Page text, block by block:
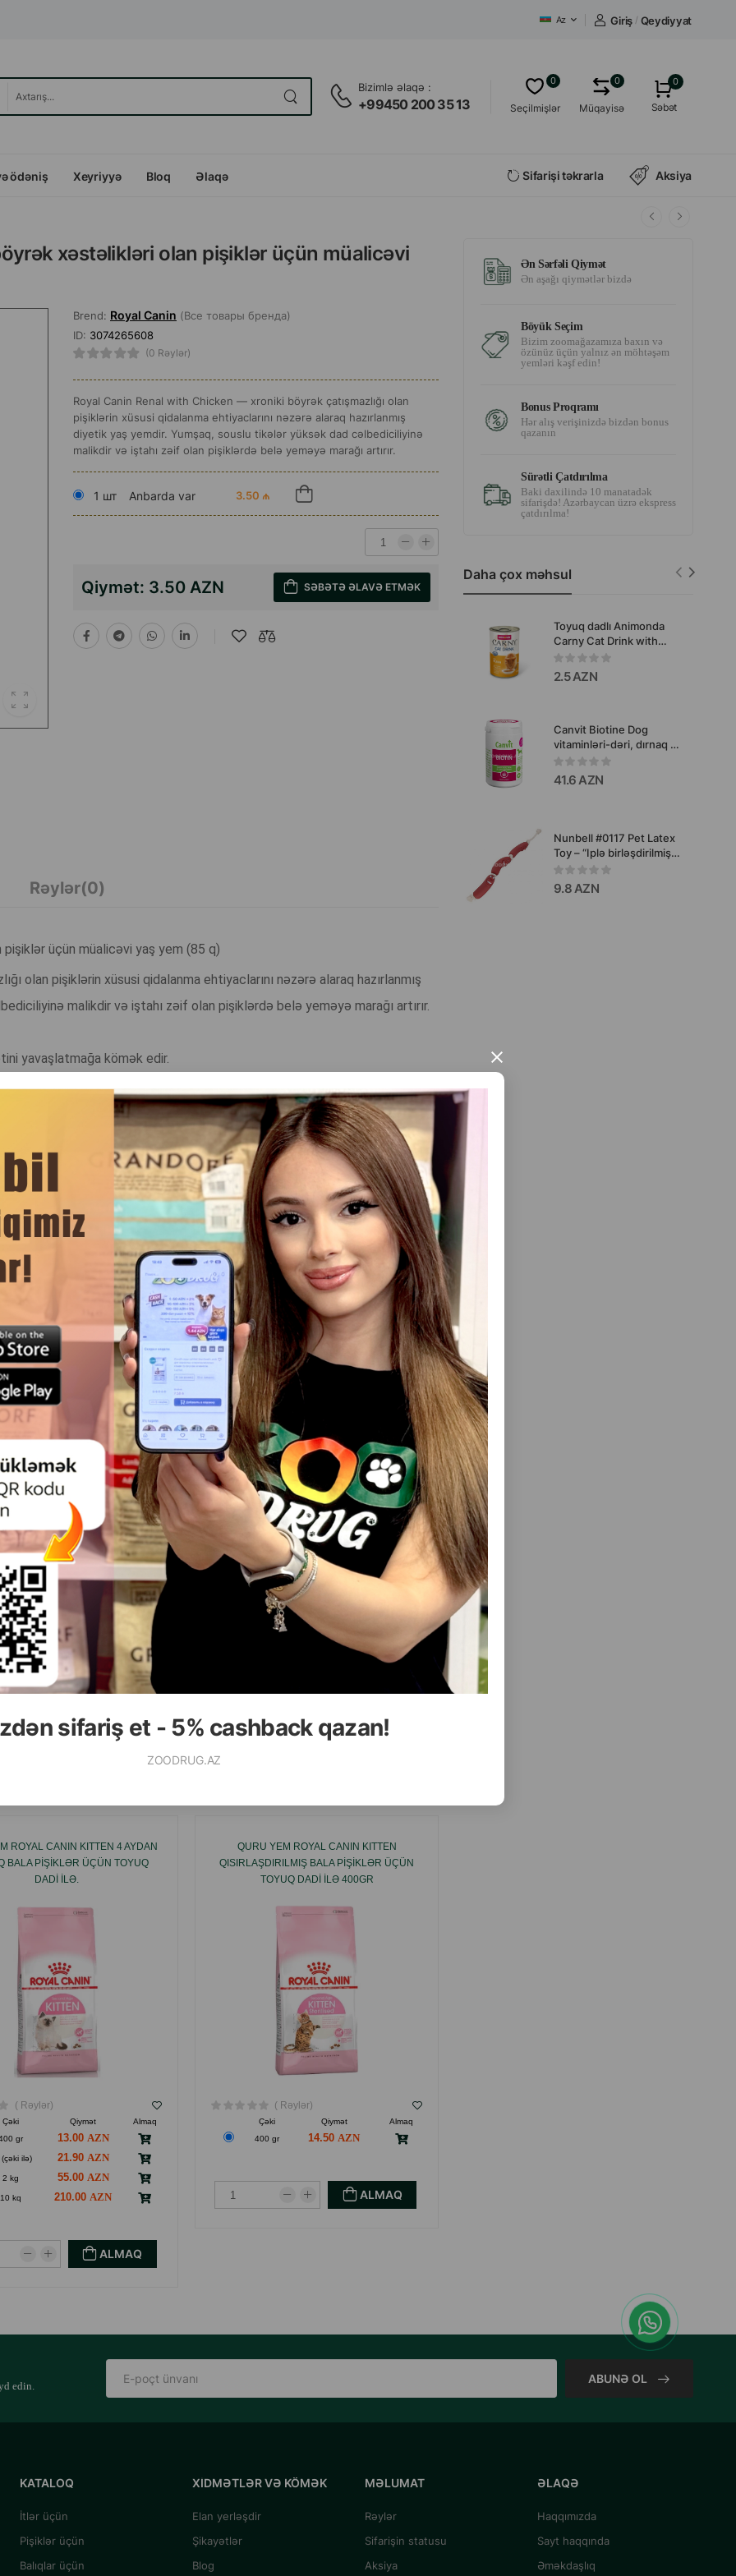
sifariş et - 5% cashback qazan!
ZOODRUG.AZ
×
Az Giriş / Qeydiyyat
Bizimlə əlaqə :
+99450 200 35 13 Seçilmişlər
0
Müqayisə
0 0
Səbət
ödəniş Xeyriyyə Bloq Əlaqə Sifarişi təkrarla Aksiya
xəstəlikləri olan pişiklər üçün müalicəvi
Brend: Royal Canin (Все товары бренда)
ID: 3074265608
(0 Rəylər)
Royal Canin Renal with Chicken — xroniki böyrək çatışmazlığı olan
pişiklərin xüsusi qidalanma ehtiyaclarını nəzərə alaraq hazırlanmış
diyetik yaş yemdir. Yumşaq, souslu tikələr yüksək dad cəlbediciliyinə
malikdir və iştahı zəif olan pişiklərdə belə yeməyə marağı artırır.
1 шт Anbarda var 3.50 ₼
Qiymət: 3.50 AZN SƏBƏTƏ ƏLAVƏ ETMƏK
Rəylər(0)
üçün müalicəvi yaş yem (85 q)
olan pişiklərin xüsusi qidalanma ehtiyaclarını nəzərə alaraq hazırlanmış
malikdir və iştahı zəif olan pişiklərdə belə yeməyə marağı artırır.
yavaşlatmağa kömək edir.
pişiyin ümumi həyat keyfiyyətini yaxşılaşdırır.
qida tərkibi pişiyin ümumi vəziyyətini yaxşılaşdırır.
kimi tövsiyə oluna bilər.
rahatdır.
DAHA ÇOX OXU
Hamısını Gör
DAŞLARI ÜÇÜN ROYAL
CAT URINARY S/O IN GRAVY
YEM, PIŞIKLƏRIN 85 QR.
( Rəylər)
Çəki Qiymət
Almaq
ədəd
3.50
ROYAL CANIN RENAL WITH BEEF —
BÖYRƏK XƏSTƏLIKLƏRI OLAN PIŞIKLƏR
ÜÇÜN MÜALICƏVI YAŞ YEM (85 Q)
( Rəylər)
Qiymət
STRUVIT DAŞLARI OLAN PIŞIKLƏR ÜÇÜN
ROYAL CANIN KITTEN 4 AYDAN
BALA PIŞIKLƏR ÜÇÜN TOYUQ
DADI ILƏ.
( Rəylər)
Çəki Qiymət
Almaq
gr
13.00
ilə) 21.90
2 kg 55.00
10 kq 210.00
ALMAQ
QURU YEM ROYAL CANIN KITTEN
QISIRLAŞDIRILMIŞ BALA PIŞIKLƏR ÜÇÜN
TOYUQ DADI ILƏ 400GR
( Rəylər)
Çəki Qiymət
Almaq
400 gr
14.50
ALMAQ
Ən Sərfəli Qiymət
Ən aşağı qiymətlər bizdə
Böyük Seçim
Bizim zoomağazamıza baxın və
özünüz üçün yalnız ən möhtəşəm
yemləri kəşf edin!
Bonus Proqramı
Hər alış verişinizdə bizdən bonus
qazanın
Sürətli Çatdırılma
Baki daxilində 10 manatadək
sifarişdə! Azərbaycan üzrə ekspress
çatdırılma!
Daha çox məhsul
Toyuq dadlı Animonda
Carny Cat Drink with
Chicken pişik içki-supu,
140 ml — #83591
2.5 AZN
Canvit Biotine Dog
vitaminləri-dəri, dırnaq və
xəz parlaqlığının
yaxşılaşdırılması üçün,
230 qr.
41.6 AZN
Nunbell #0117 Pet Latex
Toy – “Iplə birləşdirilmiş
sosiskalar” formalı it
oyuncağı
9.8 AZN
edin.
ABUNƏ OL
KATALOQ
İtlər üçün
Pişiklər üçün
Balıqlar üçün
XIDMƏTLƏR VƏ KÖMƏK
Elan yerləşdir
Şikayətlər
Blog
MƏLUMAT
Rəylər
Sifarişin statusu
Aksiya
ƏLAQƏ
Haqqımızda
Sayt haqqında
Əməkdaşlıq